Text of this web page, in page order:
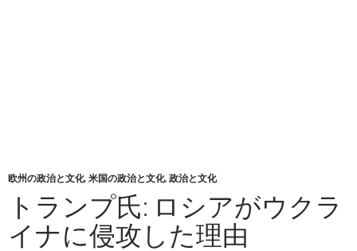
欧州の政治と文化, 米国の政治と文化, 政治と文化
トランプ氏: ロシアがウクラ
イナに侵攻した理由